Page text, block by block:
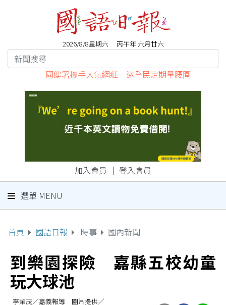
2026/8/8星期六 丙午年 六月廿六
國健署攜手人氣網紅 邀全民定期量腰圍
加入會員 ｜ 登入會員
選單 MENU
首頁 國語日報 時事 國內新聞
到樂園探險 嘉縣五校幼童
玩大球池
李榮茂／嘉義報導 圖片提供／